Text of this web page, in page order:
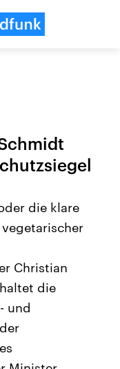
Beiträge,
und
die Vereinigten
mächtigsten Ländern
großem Einfluss auf
die klare
Christian
die
und